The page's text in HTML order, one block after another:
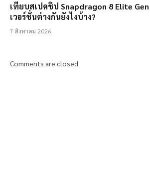
เทียบสเปคชิป Snapdragon 8 Elite
เวอร์ชั่นต่างกันยังไงบ้าง?
7 สิงหาคม 2026
Comments are closed.